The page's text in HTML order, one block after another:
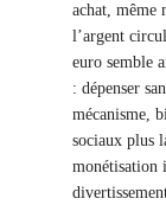
achat, même
l’argent
euro semble
: dépenser
mécanisme,
sociaux plus
monétisation